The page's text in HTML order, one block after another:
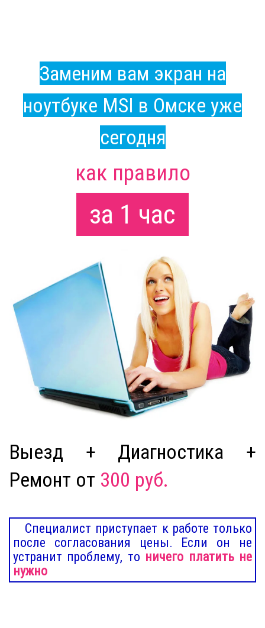
Заменим вам экран на
ноутбуке MSI в Омске уже
сегодня
как правило
за 1 час
Выезд + Диагностика +
Ремонт от 300 руб.
Специалист приступает к работе только
после согласования цены. Если он не
устранит проблему, то ничего платить не
нужно